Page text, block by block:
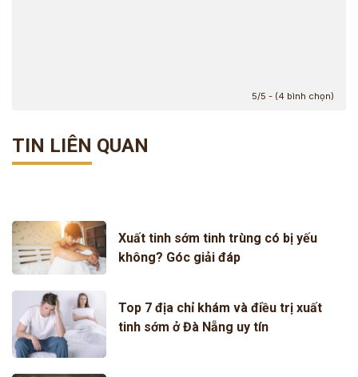
5/5 - (4 bình chọn)
TIN LIÊN QUAN
Xuất tinh sớm tinh trùng có bị yếu
không? Góc giải đáp
Top 7 địa chỉ khám và điều trị xuất
tinh sớm ở Đà Nẵng uy tín